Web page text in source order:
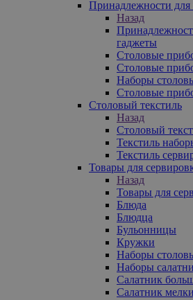
Принадлежности для
Назад
гаджеты
Столовые
Столовые
Наборы
Столовые
Столовый текстиль
Назад
Столовый
Текстиль
Текстиль
Товары для
Назад
Товары для
Блюда
Блюдца
Бульонницы
Кружки
Наборы
Наборы
Салатник
Салатник